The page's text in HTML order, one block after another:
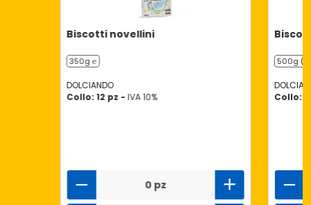
Biscotti novellini
350g ℮
DOLCIANDO
Collo: 12 pz - IVA 10%
0 pz
500g (6
Collo: